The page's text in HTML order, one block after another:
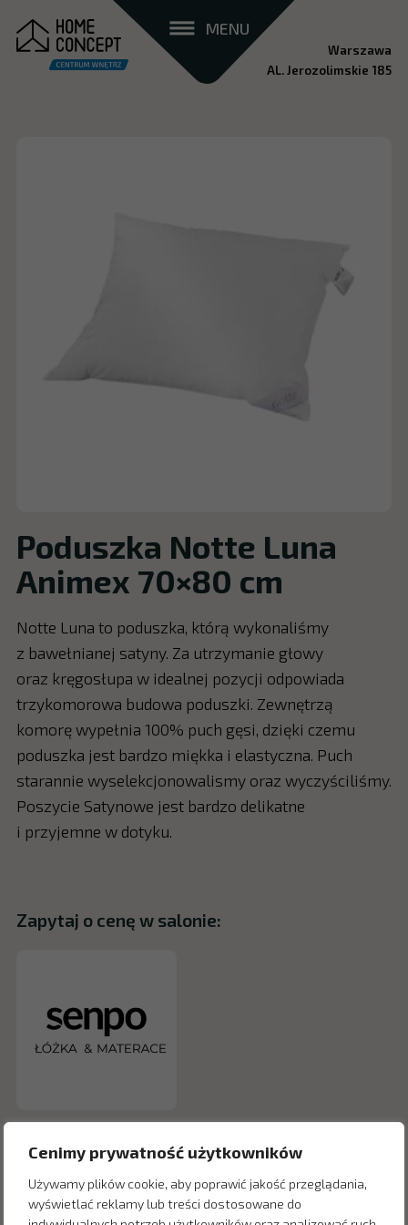
Cenimy prywatność użytkowników
Używamy plików cookie, aby poprawić jakość przeglądania,
wyświetlać reklamy lub treści dostosowane do
MENU
Warszawa
AL. Jerozolimskie 185
Poduszka Notte Luna
Animex 70×80 cm
Notte Luna to poduszka, którą wykonaliśmy
z bawełnianej satyny. Za utrzymanie głowy
oraz kręgosłupa w idealnej pozycji odpowiada
trzykomorowa budowa poduszki. Zewnętrzą
komorę wypełnia 100% puch gęsi, dzięki czemu
poduszka jest bardzo miękka i elastyczna. Puch
starannie wyselekcjonowalismy oraz wyczyściliśmy.
Poszycie Satynowe jest bardzo delikatne
i przyjemne w dotyku.
Zapytaj o cenę w salonie: